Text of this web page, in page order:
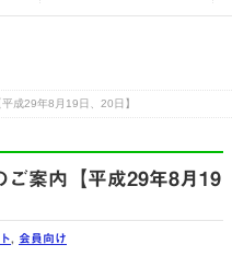
成29年8月19日、20日】
ご案内【平成29年8月19
会員向け